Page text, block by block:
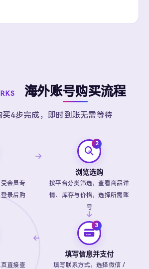
海外账号购买流程
买4步完成，即时到账无需等待
会员专
录后购
浏览选购
按平台分类筛选，查看商品详
情、库存与价格，选择所需账
号
填写信息并支付
填写联系方式，选择微信 /
直接查